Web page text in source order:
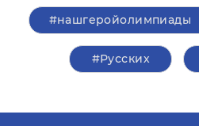
#нашгеройолимпиады
#Русских